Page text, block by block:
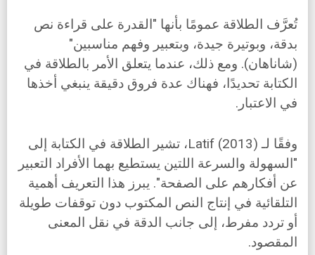
تُعرَّف الطلاقة عمومًا بأنها "القدرة على قراءة نص
بدقة، وبوتيرة جيدة، وبتعبير وفهم مناسبين"
(شاناهان). ومع ذلك، عندما يتعلق الأمر بالطلاقة في
الكتابة تحديدًا، فهناك عدة فروق دقيقة ينبغي أخذها
في الاعتبار.
وفقًا لـ Latif (2013)، تشير الطلاقة في الكتابة إلى
"السهولة والسرعة اللتين يستطيع بهما الأفراد التعبير
عن أفكارهم على الصفحة". يبرز هذا التعريف أهمية
التلقائية في إنتاج النص المكتوب دون توقفات طويلة
أو تردد مفرط، إلى جانب الدقة في نقل المعنى
المقصود.